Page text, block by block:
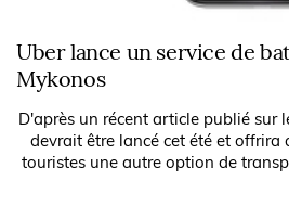
Uber lance un service de
Mykonos
D'après un récent article publié sur
devrait être lancé cet été et
touristes une autre option de